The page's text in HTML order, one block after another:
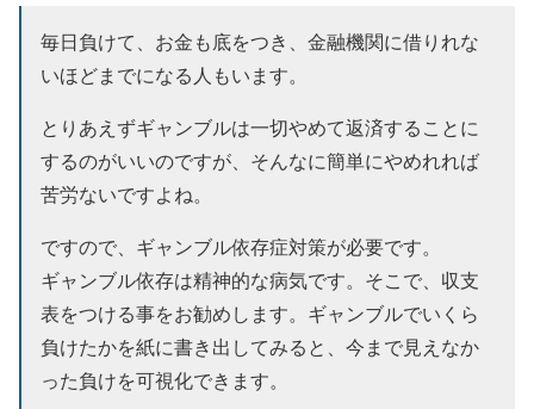
毎日負けて、お金も底をつき、金融機関に借りれな
いほどまでになる人もいます。
とりあえずギャンブルは一切やめて返済することに
するのがいいのですが、そんなに簡単にやめれれば
苦労ないですよね。
ですので、ギャンブル依存症対策が必要です。
ギャンブル依存は精神的な病気です。そこで、収支
表をつける事をお勧めします。ギャンブルでいくら
負けたかを紙に書き出してみると、今まで見えなか
った負けを可視化できます。